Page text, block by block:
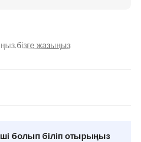
бізге жазыңыз
болып біліп отырыңыз